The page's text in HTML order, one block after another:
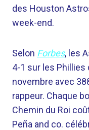
des Houston
week-end.
Selon Forbes, les
4-1 sur les Phillies
novembre avec
rappeur. Chaque
Chemin du Roi
Peña and co.